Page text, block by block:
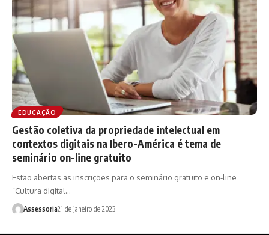
EDUCAÇÃO
Gestão coletiva da propriedade intelectual em
contextos digitais na Ibero-América é tema de
seminário on-line gratuito
Estão abertas as inscrições para o seminário gratuito e on-line
“Cultura digital…
Assessoria21 de janeiro de 2023